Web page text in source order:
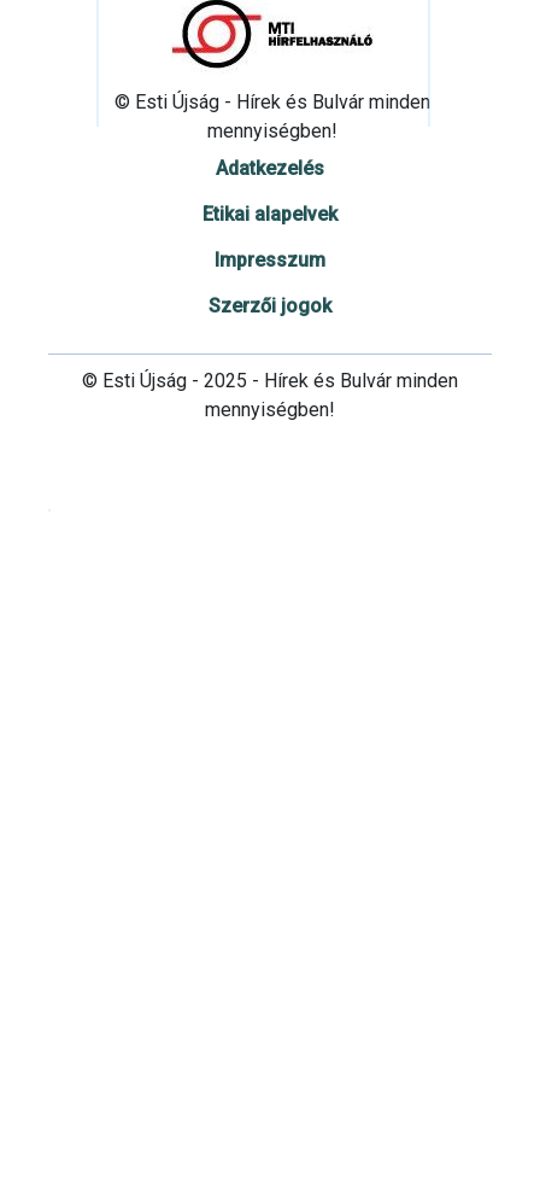
© Esti Újság - Hírek és Bulvár minden
mennyiségben!
Adatkezelés
Etikai alapelvek
Impresszum
Szerzői jogok
© Esti Újság - 2025 - Hírek és Bulvár minden
mennyiségben!